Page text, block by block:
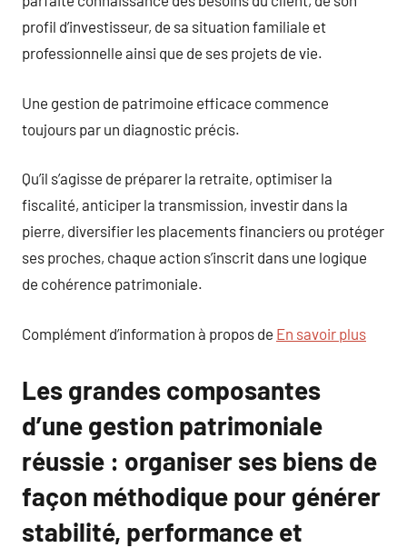
profil d’investisseur, de sa situation familiale et
professionnelle ainsi que de ses projets de vie.
Une gestion de patrimoine efficace commence
toujours par un diagnostic précis.
Qu’il s’agisse de préparer la retraite, optimiser la
fiscalité, anticiper la transmission, investir dans la
pierre, diversifier les placements financiers ou protéger
ses proches, chaque action s’inscrit dans une logique
de cohérence patrimoniale.
Complément d’information à propos de En savoir plus
Les grandes composantes
d’une gestion patrimoniale
réussie : organiser ses biens de
façon méthodique pour générer
stabilité, performance et